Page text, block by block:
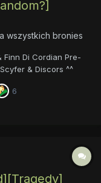
wszystkich bronies
Finn Di Cordian Pre-
& Discors ^^
docs...
6